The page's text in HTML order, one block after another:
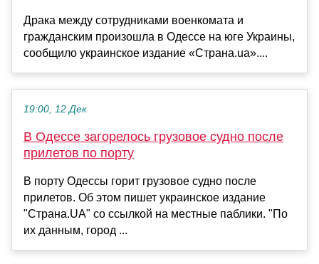
Драка между сотрудниками военкомата и
гражданским произошла в Одессе на юге Украины,
сообщило украинское издание «Страна.ua»....
19:00, 12 Дек
В Одессе загорелось грузовое судно после
прилетов по порту
В порту Одессы горит грузовое судно после
прилетов. Об этом пишет украинское издание
"Страна.UA" со ссылкой на местные паблики. "По
их данным, город ...